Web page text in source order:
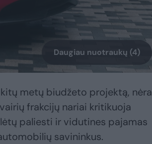
Daugiau nuotraukų (4)
metų biudžeto projektą, nėra
frakcijų nariai kritikuoja
paliesti ir vidutines pajamas
savininkus.